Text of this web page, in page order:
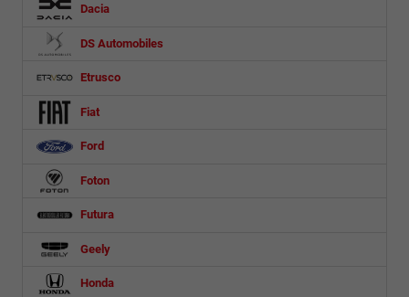
Dacia
DS Automobiles
Etrusco
Fiat
Ford
Foton
Futura
Geely
Honda